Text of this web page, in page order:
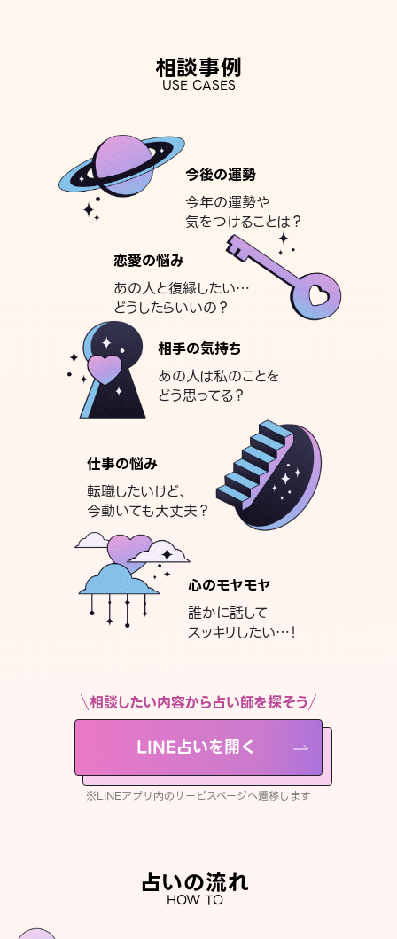
相談事例
USE CASES
今後の運勢
今年の運勢や
気をつけることは？
恋愛の悩み
あの人と復縁したい…
どうしたらいいの？
相手の気持ち
あの人は私のことを
どう思ってる？
仕事の悩み
転職したいけど、
今動いても大丈夫？
心のモヤモヤ
誰かに話して
スッキリしたい…！
相談したい内容から占い師を探そう
LINE占いを開く
※LINEアプリ内のサービスページへ遷移します
占いの流れ
HOW TO